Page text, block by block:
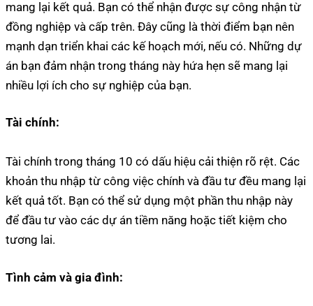
mang lại kết quả. Bạn có thể nhận được sự công nhận từ
đồng nghiệp và cấp trên. Đây cũng là thời điểm bạn nên
mạnh dạn triển khai các kế hoạch mới, nếu có. Những dự
án bạn đảm nhận trong tháng này hứa hẹn sẽ mang lại
nhiều lợi ích cho sự nghiệp của bạn.
Tài chính:
Tài chính trong tháng 10 có dấu hiệu cải thiện rõ rệt. Các
khoản thu nhập từ công việc chính và đầu tư đều mang lại
kết quả tốt. Bạn có thể sử dụng một phần thu nhập này
để đầu tư vào các dự án tiềm năng hoặc tiết kiệm cho
tương lai.
Tình cảm và gia đình: